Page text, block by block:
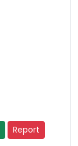
Report